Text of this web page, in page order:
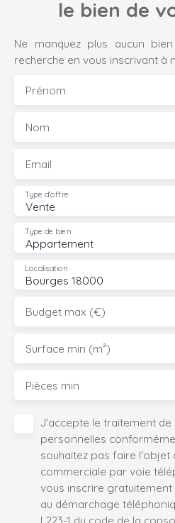
le bien de
Ne manquez plus aucun
recherche en vous inscrivant à
Prénom
Nom
Email
Vente
Type d'offre
Appartement
Type de bien
Bourges 18000
Localisation
Budget max (€)
Surface min (m²)
Pièces min
J'accepte le traitement
personnelles
souhaitez pas faire
commerciale par voie
vous inscrire
au démarchage